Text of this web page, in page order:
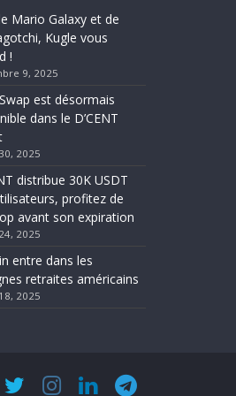
Mario Galaxy et de
Kugle vous
!
9, 2025
est désormais
dans le D’CENT
2025
distribue 30K USDT
profitez de
avant son expiration
2025
entre dans les
retraites américains
2025